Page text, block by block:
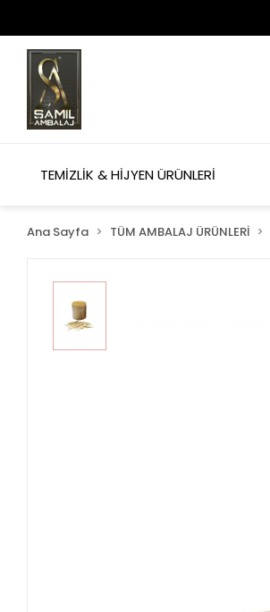
TEMİZLİK & HİJYEN ÜRÜNLERİ
Ana Sayfa TÜM AMBALAJ ÜRÜNLERİ